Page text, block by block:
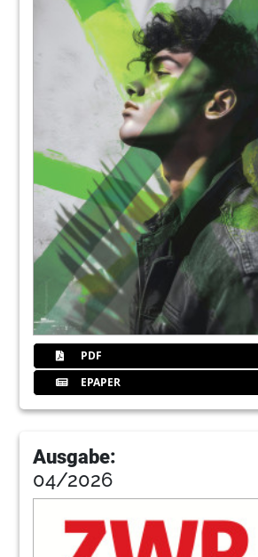
Shofu Dental GmbH
Finanz-Tipp: Was erwartet Sie
Wolfgang Spang
Fokus: Zahnmedizin
Redaktion
50Horizontale
Piezoelektrisches Bone
Implantation
Dr. med. dent. Renzo Bassetti, Dr.
Mario Bassetti, Prof. Dr. med. dent.
Mericske-Stern, Priv.-Doz. Dr.
Enkling
51Dentegris Deutschland GmbH
56Individuelle Abutments im
Dr. med. dent. Sven Rinke, M.Sc.,
Görlach
PDF
EPAPER
Ausgabe:
04/2026